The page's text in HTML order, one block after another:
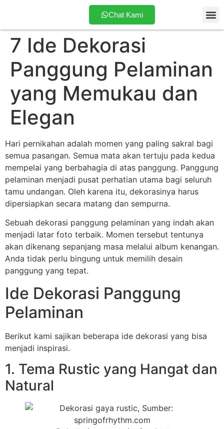
Chat Kami
7 Ide Dekorasi
Panggung Pelaminan
yang Memukau dan
Elegan
Hari pernikahan adalah momen yang paling sakral bagi
semua pasangan. Semua mata akan tertuju pada kedua
mempelai yang berbahagia di atas panggung. Panggung
pelaminan menjadi pusat perhatian utama bagi seluruh
tamu undangan. Oleh karena itu, dekorasinya harus
dipersiapkan secara matang dan sempurna.
Sebuah dekorasi panggung pelaminan yang indah akan
menjadi latar foto terbaik. Momen tersebut tentunya
akan dikenang sepanjang masa melalui album kenangan.
Anda tidak perlu bingung untuk memilih desain
panggung yang tepat.
Ide Dekorasi Panggung
Pelaminan
Berikut kami sajikan beberapa ide dekorasi yang bisa
menjadi inspirasi.
1. Tema Rustic yang Hangat dan
Natural